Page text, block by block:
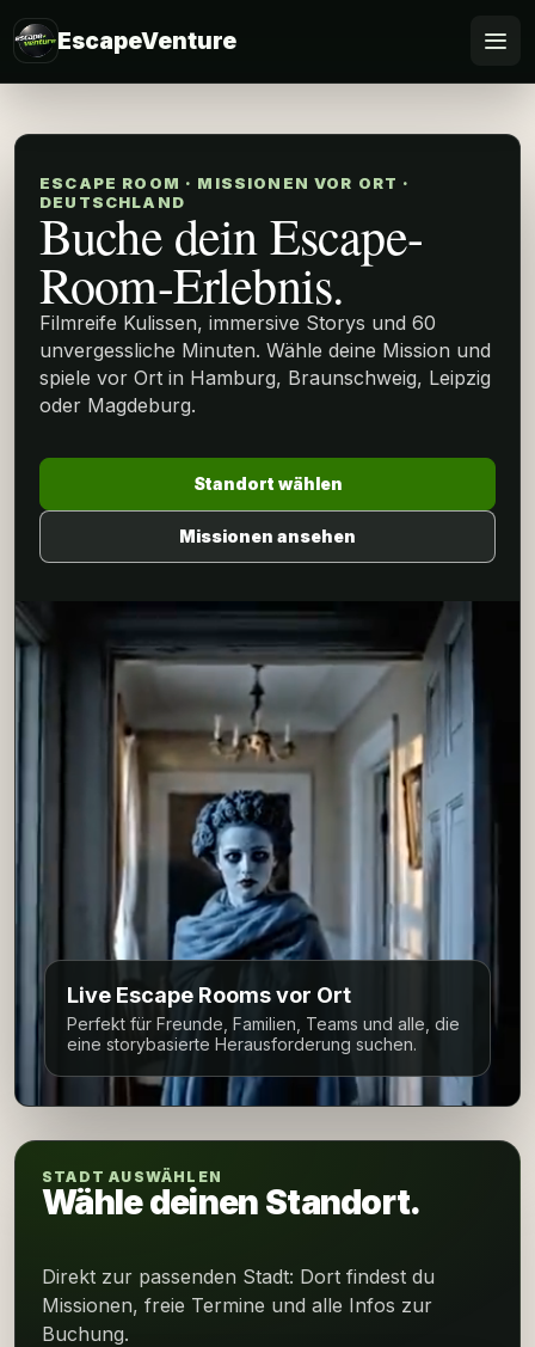
EscapeVenture
Gutschein
Für Firmen
Online spielen
FAQ
ESCAPE ROOM · MISSIONEN VOR ORT ·
DEUTSCHLAND
Buche dein Escape-
Room-Erlebnis.
Filmreife Kulissen, immersive Storys und 60
unvergessliche Minuten. Wähle deine Mission und
spiele vor Ort in Hamburg, Braunschweig, Leipzig
oder Magdeburg.
Standort wählen
Missionen ansehen
Live Escape Rooms vor Ort
Perfekt für Freunde, Familien, Teams und alle, die
eine storybasierte Herausforderung suchen.
STADT AUSWÄHLEN
Wähle deinen Standort.
Direkt zur passenden Stadt: Dort findest du
Missionen, freie Termine und alle Infos zur
Buchung.